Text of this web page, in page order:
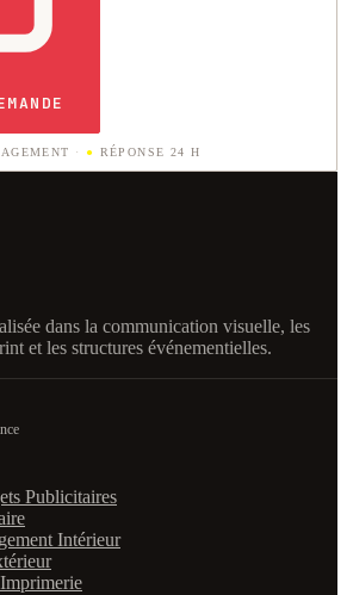
· ● RÉPONSE 24 H
dans la communication visuelle, les
et les structures événementielles.
Publicitaires
Intérieur